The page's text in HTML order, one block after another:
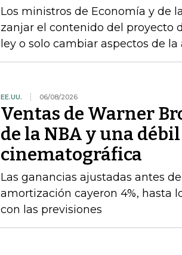
Los ministros de Economía y de
zanjar el contenido del proyecto
ley o solo cambiar aspectos de la
EE.UU. 06/08/2026
Ventas de Warner
de la NBA y una
cinematográfica
Las ganancias ajustadas antes
amortización cayeron 4%, hasta
con las previsiones